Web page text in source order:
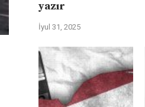
yazır
İyul 31, 2025